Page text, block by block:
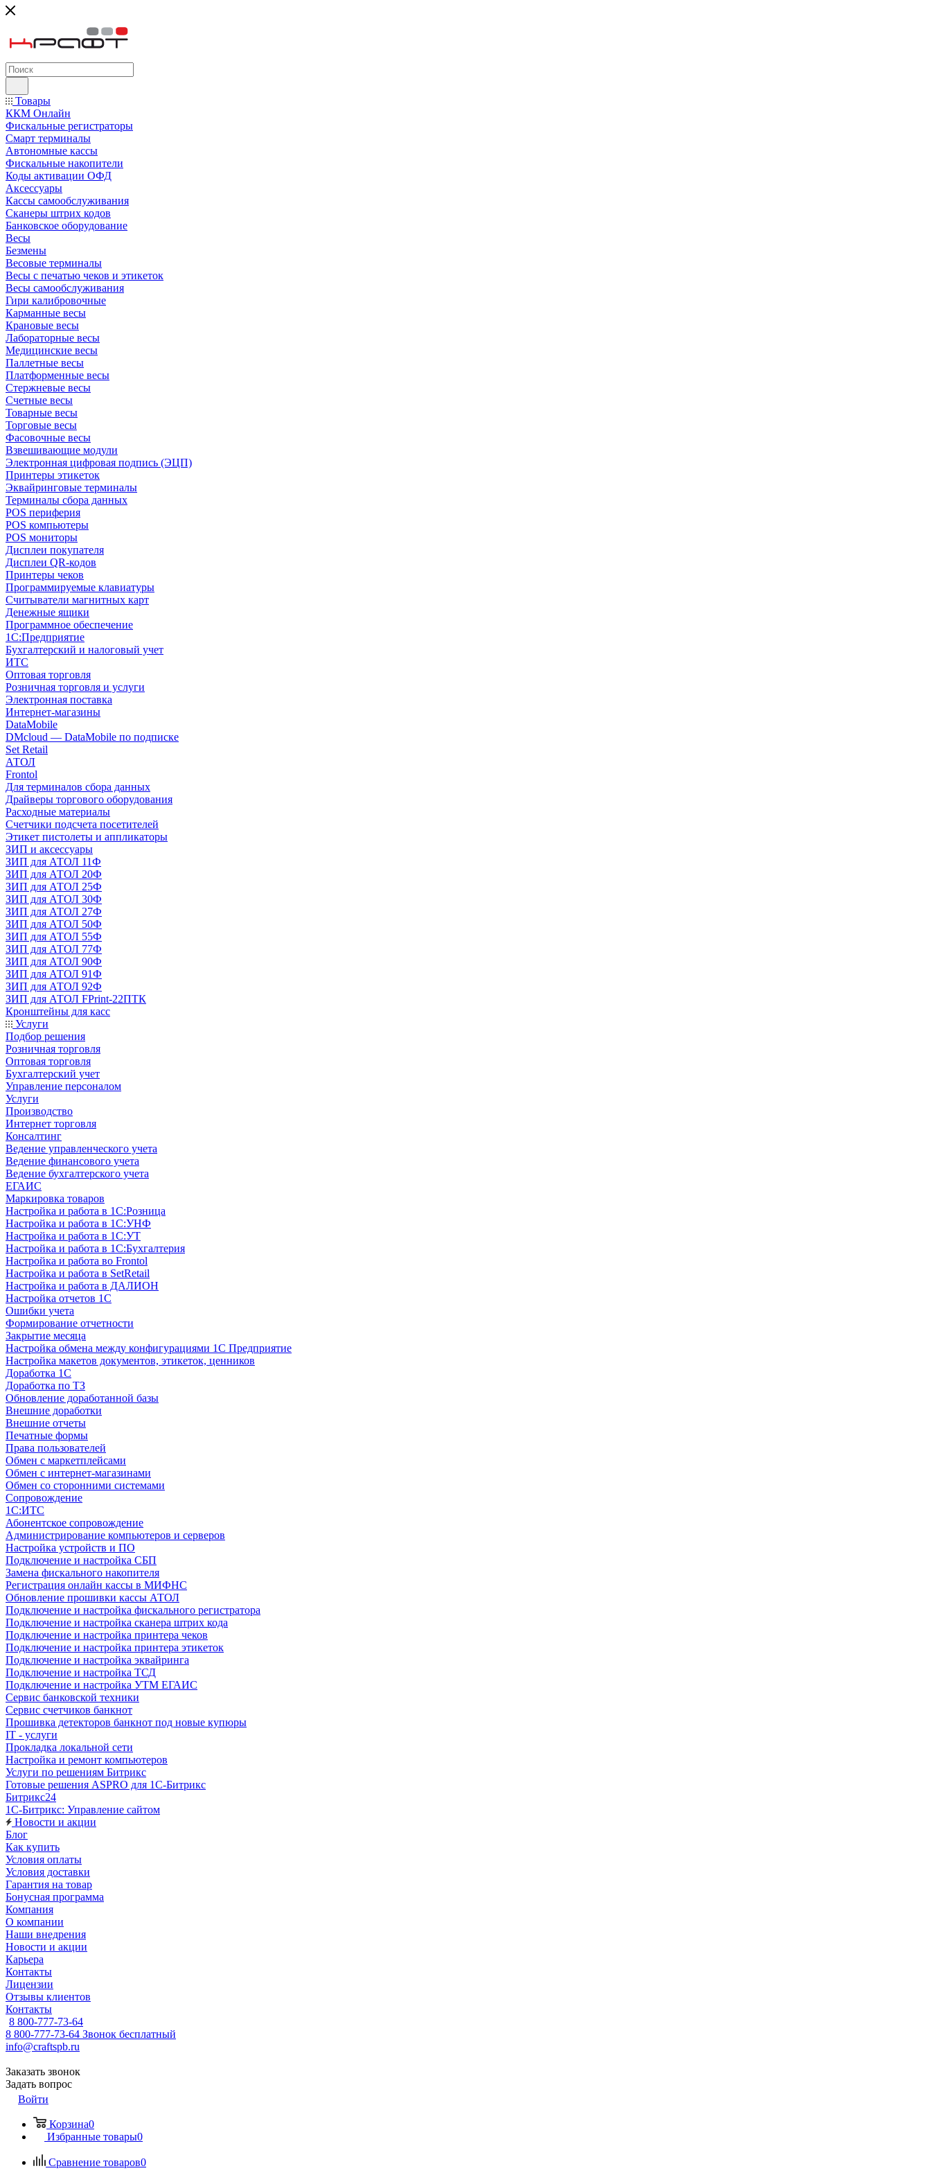
Товары
ККМ Онлайн
Фискальные регистраторы
Смарт терминалы
Автономные кассы
Фискальные накопители
Коды активации ОФД
Аксессуары
Кассы самообслуживания
Сканеры штрих кодов
Банковское оборудование
Весы
Безмены
Весовые терминалы
Весы с печатью чеков и этикеток
Весы самообслуживания
Гири калибровочные
Карманные весы
Крановые весы
Лабораторные весы
Медицинские весы
Паллетные весы
Платформенные весы
Стержневые весы
Счетные весы
Товарные весы
Торговые весы
Фасовочные весы
Взвешивающие модули
Электронная цифровая подпись (ЭЦП)
Принтеры этикеток
Эквайринговые терминалы
Терминалы сбора данных
POS периферия
POS компьютеры
POS мониторы
Дисплеи покупателя
Дисплеи QR-кодов
Принтеры чеков
Программируемые клавиатуры
Считыватели магнитных карт
Денежные ящики
Программное обеспечение
1С:Предприятие
Бухгалтерский и налоговый учет
ИТС
Оптовая торговля
Розничная торговля и услуги
Электронная поставка
Интернет-магазины
DataMobile
DMcloud — DataMobile по подписке
Set Retail
АТОЛ
Frontol
Для терминалов сбора данных
Драйверы торгового оборудования
Расходные материалы
Счетчики подсчета посетителей
Этикет пистолеты и аппликаторы
ЗИП и аксессуары
ЗИП для АТОЛ 11Ф
ЗИП для АТОЛ 20Ф
ЗИП для АТОЛ 25Ф
ЗИП для АТОЛ 30Ф
ЗИП для АТОЛ 27Ф
ЗИП для АТОЛ 50Ф
ЗИП для АТОЛ 55Ф
ЗИП для АТОЛ 77Ф
ЗИП для АТОЛ 90Ф
ЗИП для АТОЛ 91Ф
ЗИП для АТОЛ 92Ф
ЗИП для АТОЛ FPrint-22ПТК
Кронштейны для касс
Услуги
Подбор решения
Розничная торговля
Оптовая торговля
Бухгалтерский учет
Управление персоналом
Услуги
Производство
Интернет торговля
Консалтинг
Ведение управленческого учета
Ведение финансового учета
Ведение бухгалтерского учета
ЕГАИС
Маркировка товаров
Настройка и работа в 1С:Розница
Настройка и работа в 1С:УНФ
Настройка и работа в 1С:УТ
Настройка и работа в 1С:Бухгалтерия
Настройка и работа во Frontol
Настройка и работа в SetRetail
Настройка и работа в ДАЛИОН
Настройка отчетов 1С
Ошибки учета
Формирование отчетности
Закрытие месяца
Настройка обмена между конфигурациями 1С Предприятие
Настройка макетов документов, этикеток, ценников
Доработка 1С
Доработка по ТЗ
Обновление доработанной базы
Внешние доработки
Внешние отчеты
Печатные формы
Права пользователей
Обмен с маркетплейсами
Обмен с интернет-магазинами
Обмен со сторонними системами
Сопровождение
1C:ИТС
Абонентское сопровождение
Администрирование компьютеров и серверов
Настройка устройств и ПО
Подключение и настройка СБП
Замена фискального накопителя
Регистрация онлайн кассы в МИФНС
Обновление прошивки кассы АТОЛ
Подключение и настройка фискального регистратора
Подключение и настройка сканера штрих кода
Подключение и настройка принтера чеков
Подключение и настройка принтера этикеток
Подключение и настройка эквайринга
Подключение и настройка ТСД
Подключение и настройка УТМ ЕГАИС
Сервис банковской техники
Сервис счетчиков банкнот
Прошивка детекторов банкнот под новые купюры
IT - услуги
Прокладка локальной сети
Настройка и ремонт компьютеров
Услуги по решениям Битрикс
Готовые решения ASPRO для 1С-Битрикс
Битрикс24
1С-Битрикс: Управление сайтом
Новости и акции
Блог
Как купить
Условия оплаты
Условия доставки
Гарантия на товар
Бонусная программа
Компания
О компании
Наши внедрения
Новости и акции
Карьера
Контакты
Лицензии
Отзывы клиентов
Контакты
8 800-777-73-64
8 800-777-73-64 Звонок бесплатный
info@craftspb.ru
Заказать звонок
Задать вопрос
Войти
Корзина0
Избранные товары0
Сравнение товаров0